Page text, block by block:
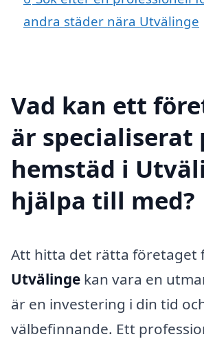
andra städer nära Utvälinge
Vad kan ett
är specialiserat
hemstäd i
hjälpa till med?
Att hitta det rätta företaget
Utvälinge kan vara en
är en investering i din tid
välbefinnande. Ett